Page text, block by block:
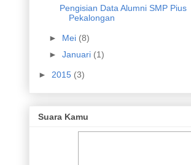
Pengisian Data Alumni SMP Pius
Pekalongan
► Mei (8)
►Januari (1)
►2015 (3)
Suara Kamu